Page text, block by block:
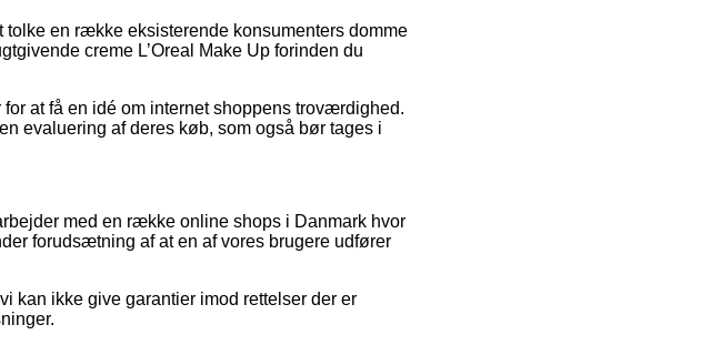
en række eksisterende konsumenters domme
creme L’Oreal Make Up forinden du
at få en idé om internet shoppens troværdighed.
evaluering af deres køb, som også bør tages i
med en række online shops i Danmark hvor
forudsætning af at en af vores brugere udfører
kan ikke give garantier imod rettelser der er